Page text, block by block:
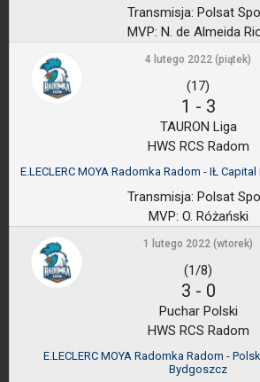
Transmisja: Polsat
MVP: N. de Almeida
4 lutego 2022 (piątek)
(17)
1 - 3
TAURON Liga
HWS RCS Radom
E.LECLERC MOYA Radomka Radom - IŁ
Transmisja: Polsat
MVP: O. Różański
1 lutego 2022 (wtorek)
(1/8)
3 - 0
Puchar Polski
HWS RCS Radom
E.LECLERC MOYA Radomka Radom -
Bydgoszcz